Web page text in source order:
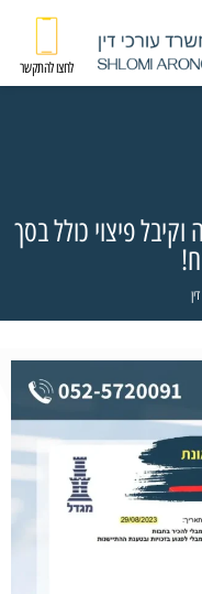
לחצו להתקשר
פיצוי כולל בסך